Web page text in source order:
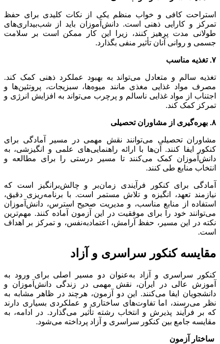
استراحت کافی و خواب منظم یکی از نکات کلیدی برای حفظ
تمرکز و کارایی ذهنی است. دانش‌آموزان باید از شب‌بیداری‌های
طولانی مدت پرهیز کنند، زیرا این کار ممکن است بر سلامت
جسمی و روانی آنان تأثیر منفی بگذارد.
۷. تغذیه مناسب
تغذیه سالم و متعادل می‌تواند به بهبود عملکرد ذهنی کمک کند.
مصرف مواد غذایی مغذی مانند میوه‌ها، سبزیجات، پروتئین‌ها و
اجتناب از مواد غذایی ناسالم و پرچرب می‌تواند به افزایش انرژی و
تمرکز کمک کند.
۸. بهره‌گیری از مشاوران تحصیلی
مشاوران تحصیلی می‌توانند نقش مهمی در مسیر آمادگی برای
کنکور ایفا کنند. آن‌ها با ارائه راهنمایی‌های علمی و انگیزشی، به
دانش‌آموزان کمک می‌کنند تا مسیر درستی را برای مطالعه و
انتخاب منابع طی کنند.
آمادگی برای کنکور فرآیندی زمان‌بر و چالش‌برانگیز است که
نیازمند تعهد، انگیزه و تلاش مستمر است. با برنامه‌ریزی دقیق،
استفاده از منابع مناسب، و مدیریت صحیح استرس، دانش‌آموزان
می‌توانند خود را برای موفقیت در این آزمون آماده کنند. مهم‌ترین
نکته در این مسیر، حفظ آرامش، اعتمادبه‌نفس، و تمرکز بر اهداف
است.
مقایسه کنکور سراسری و آزاد
کنکور سراسری و آزاد به‌عنوان دو مسیر اصلی برای ورود به
آموزش عالی در ایران، نقش مهمی در زندگی دانش‌آموزان و
دانشجویان ایفا می‌کنند. این دو آزمون، هرچند در ظاهر مشابه به
نظر می‌رسند، اما تفاوت‌های ساختاری و عملکردی بسیاری دارند
که بر فرآیند پذیرش و انتخاب رشته تأثیر می‌گذارد. در ادامه، به
مقایسه جامع بین کنکور سراسری و آزاد پرداخته می‌شود.
ساختار آزمون